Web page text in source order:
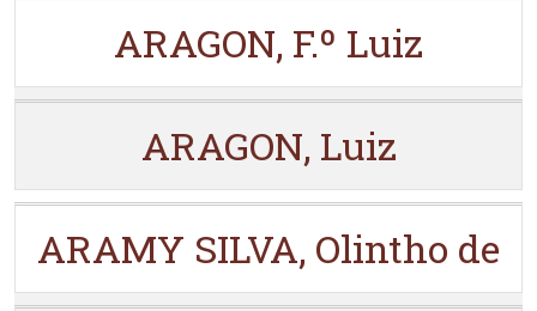
ARAGON, F.º Luiz
ARAGON, Luiz
ARAMY SILVA, Olintho de